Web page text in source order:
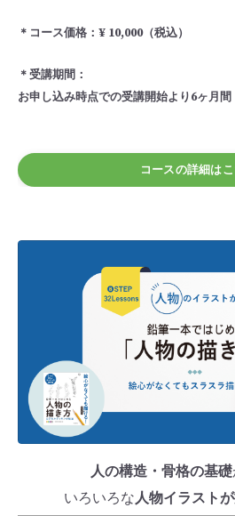
＊コース価格：¥ 10,000（税込）
＊受講期間：
お申し込み時点での受講開始より6ヶ月間
コースの詳細は
人の構造・骨格の基礎
いろいろな人物イラスト